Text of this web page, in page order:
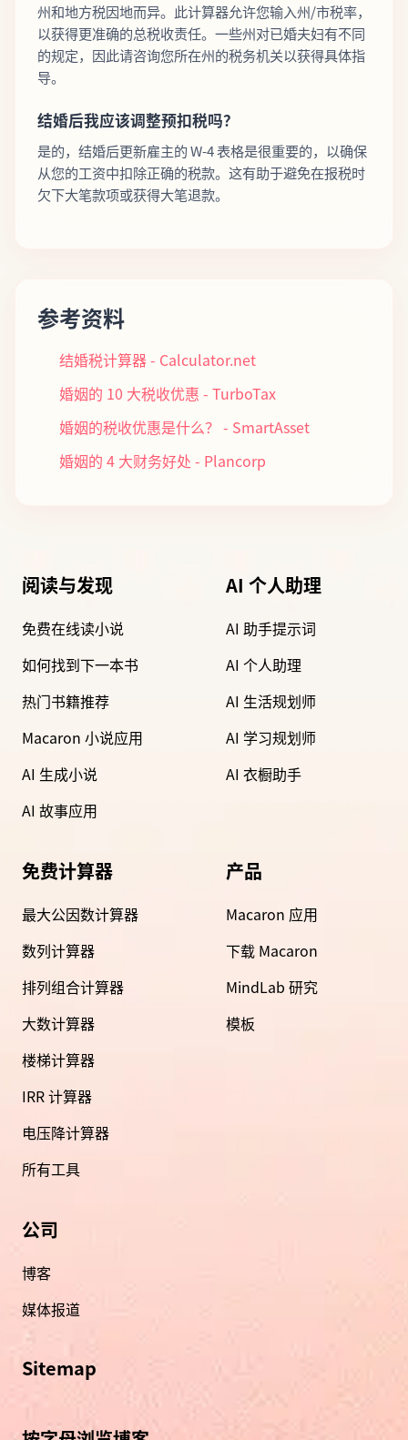
州和地方税因地而异。此计算器允许您输入州/市税率，
以获得更准确的总税收责任。一些州对已婚夫妇有不同
的规定，因此请咨询您所在州的税务机关以获得具体指
导。
结婚后我应该调整预扣税吗？
是的，结婚后更新雇主的 W-4 表格是很重要的，以确保
从您的工资中扣除正确的税款。这有助于避免在报税时
欠下大笔款项或获得大笔退款。
参考资料
结婚税计算器 - Calculator.net
婚姻的 10 大税收优惠 - TurboTax
婚姻的税收优惠是什么？ - SmartAsset
婚姻的 4 大财务好处 - Plancorp
阅读与发现
免费在线读小说
如何找到下一本书
热门书籍推荐
Macaron 小说应用
AI 生成小说
AI 故事应用
AI 个人助理
AI 助手提示词
AI 个人助理
AI 生活规划师
AI 学习规划师
AI 衣橱助手
免费计算器
最大公因数计算器
数列计算器
排列组合计算器
大数计算器
楼梯计算器
IRR 计算器
电压降计算器
所有工具
产品
Macaron 应用
下载 Macaron
MindLab 研究
模板
公司
博客
媒体报道
Sitemap